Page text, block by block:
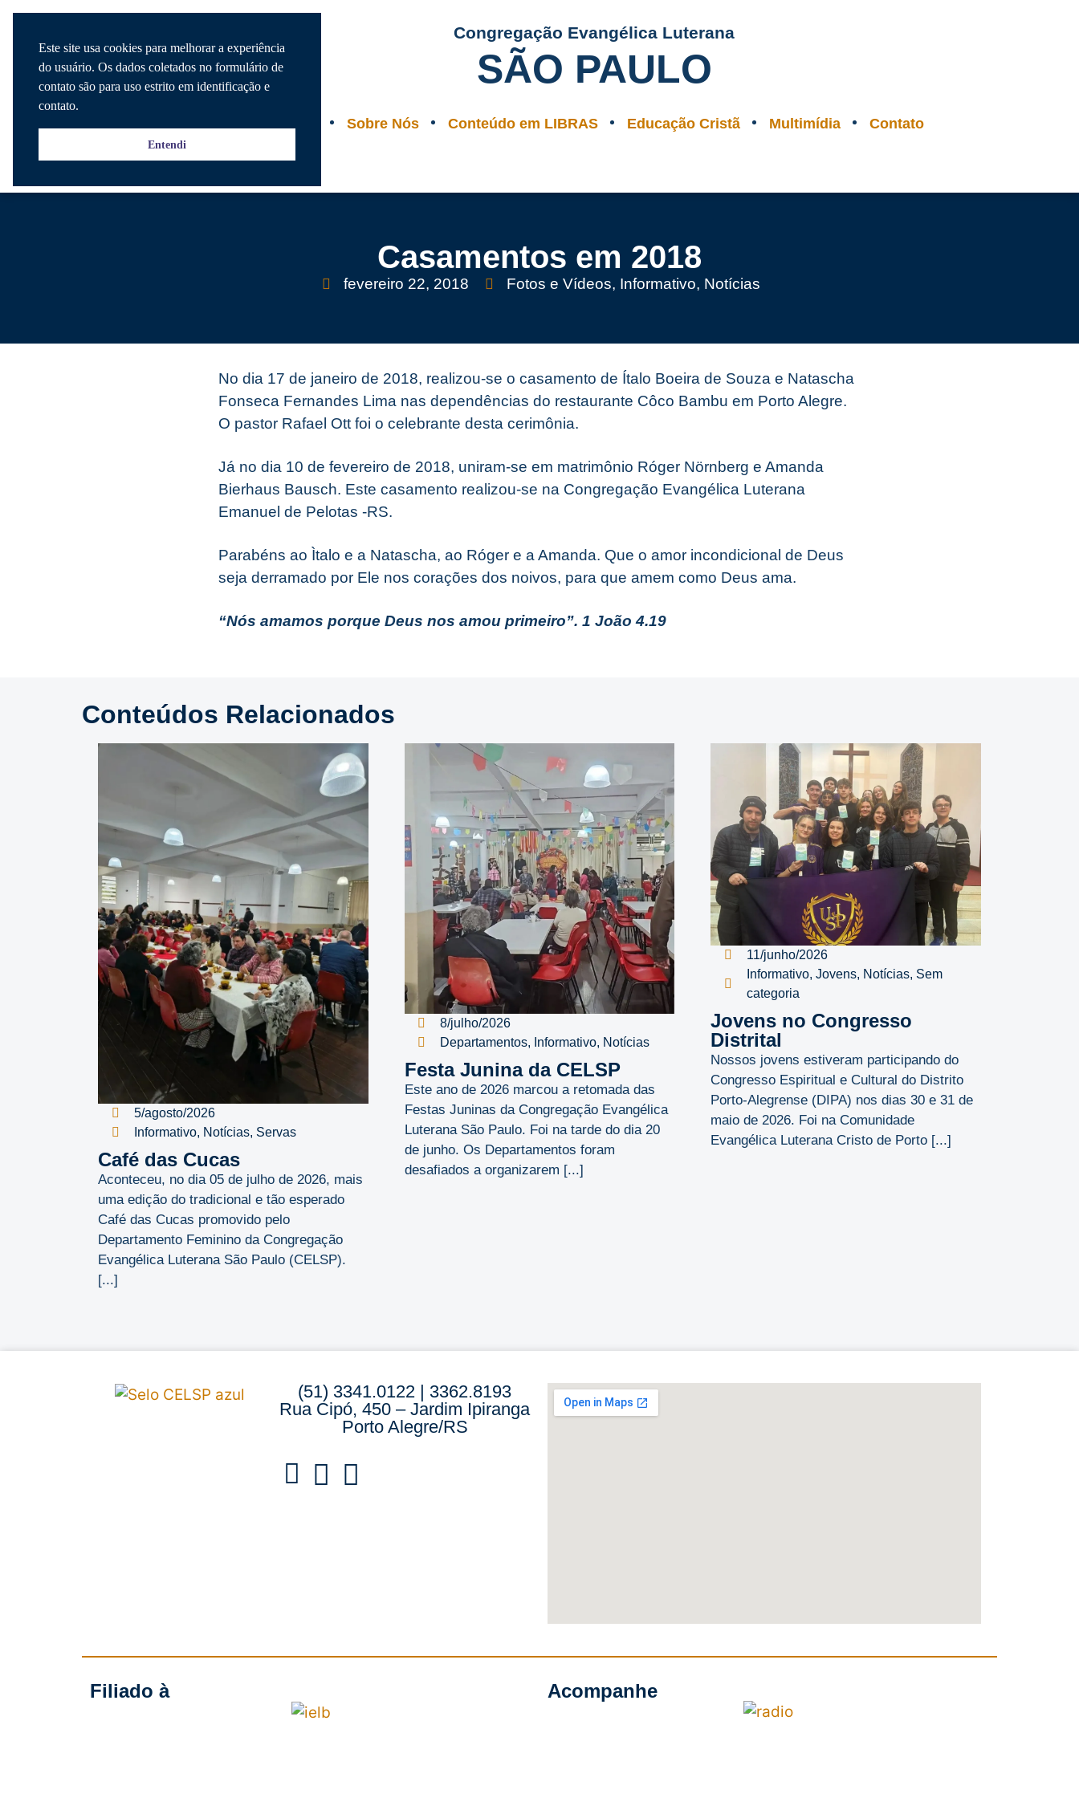
Congregação Evangélica Luterana
SÃO PAULO
Sobre Nós Conteúdo em LIBRAS Educação Cristã Multimídia Contato
Casamentos em 2018
fevereiro 22, 2018 Fotos e Vídeos, Informativo, Notícias
No dia 17 de janeiro de 2018, realizou-se o casamento de Ítalo Boeira de Souza e Natascha
Fonseca Fernandes Lima nas dependências do restaurante Côco Bambu em Porto Alegre.
O pastor Rafael Ott foi o celebrante desta cerimônia.
Já no dia 10 de fevereiro de 2018, uniram-se em matrimônio Róger Nörnberg e Amanda
Bierhaus Bausch. Este casamento realizou-se na Congregação Evangélica Luterana
Emanuel de Pelotas -RS.
Parabéns ao Ìtalo e a Natascha, ao Róger e a Amanda. Que o amor incondicional de Deus
seja derramado por Ele nos corações dos noivos, para que amem como Deus ama.
“Nós amamos porque Deus nos amou primeiro”. 1 João 4.19
Conteúdos Relacionados
5/agosto/2026
Informativo, Notícias, Servas
Café das Cucas
Aconteceu, no dia 05 de julho de 2026, mais
uma edição do tradicional e tão esperado
Café das Cucas promovido pelo
Departamento Feminino da Congregação
Evangélica Luterana São Paulo (CELSP).
[...]
8/julho/2026
Departamentos, Informativo, Notícias
Festa Junina da CELSP
Este ano de 2026 marcou a retomada das
Festas Juninas da Congregação Evangélica
Luterana São Paulo. Foi na tarde do dia 20
de junho. Os Departamentos foram
desafiados a organizarem [...]
11/junho/2026
Informativo,Jovens, Notícias, Sem
categoria
Jovens no Congresso
Distrital
Nossos jovens estiveram participando do
Congresso Espiritual e Cultural do Distrito
Porto-Alegrense (DIPA) nos dias 30 e 31 de
maio de 2026. Foi na Comunidade
Evangélica Luterana Cristo de Porto [...]
(51) 3341.0122 | 3362.8193
Rua Cipó, 450 – Jardim Ipiranga
Porto Alegre/RS
Filiado à Acompanhe
Este site usa cookies para melhorar a experiência
do usuário. Os dados coletados no formulário de
contato são para uso estrito em identificação e
contato.
Entendi